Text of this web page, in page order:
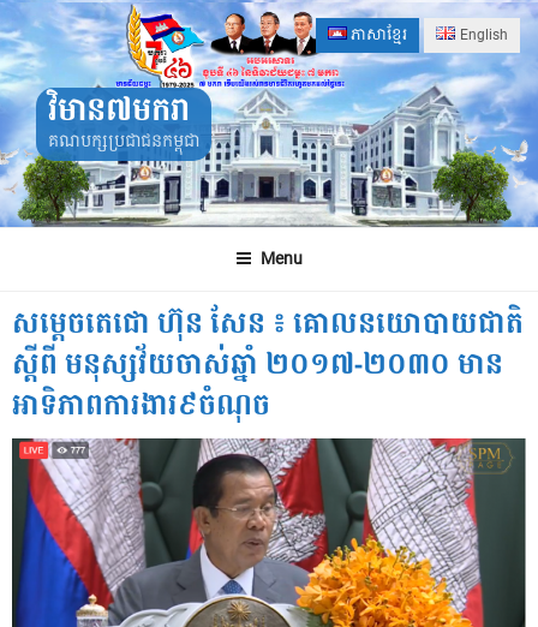
Skip
to
content
ភាសាខ្មែរ English
វិមាន៧មករា
គណបក្សប្រជាជនកម្ពុជា
Menu
សម្តេចតេជោ ហ៊ុន សែន ៖ គោលនយោបាយជាតិ
ស្តីពី មនុស្សវ័យចាស់ឆ្នាំ ២០១៧-២០៣០ មាន
អាទិភាពការងារ៩ចំណុច